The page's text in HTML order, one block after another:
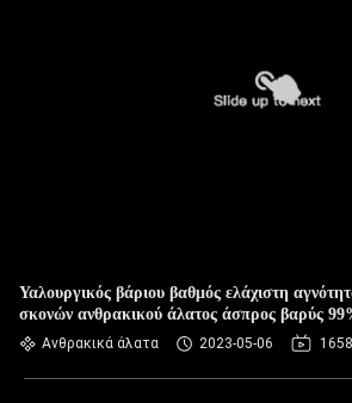
Υαλουργικός βάριου βαθμός ελάχιστη
σκονών ανθρακικού άλατος άσπρος βαρύς
Ανθρακικά άλατα 2023-05-06